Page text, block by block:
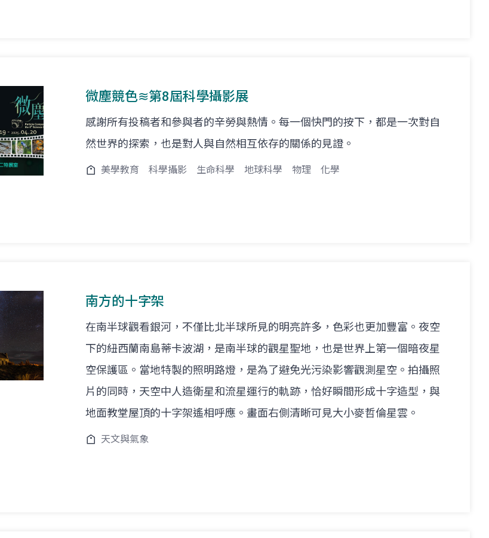
微塵競色≋第8屆科學攝影展
感謝所有投稿者和參與者的辛勞與熱情。每一個快門的按下，都是一次對自
然世界的探索，也是對人與自然相互依存的關係的見證。
美學教育 科學攝影 生命科學 地球科學 物理 化學
南方的十字架
在南半球觀看銀河，不僅比北半球所見的明亮許多，色彩也更加豐富。夜空
下的紐西蘭南島蒂卡波湖，是南半球的觀星聖地，也是世界上第一個暗夜星
空保護區。當地特製的照明路燈，是為了避免光污染影響觀測星空。拍攝照
片的同時，天空中人造衛星和流星運行的軌跡，恰好瞬間形成十字造型，與
地面教堂屋頂的十字架遙相呼應。畫面右側清晰可見大小麥哲倫星雲。
天文與氣象